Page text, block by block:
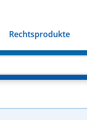
Rechtsprodukte